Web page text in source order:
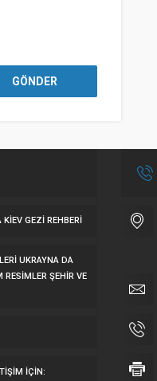
KİEV GEZİ REHBERİ
UKRAYNA DA
RESIMLER ŞEHIR VE
IÇIN: